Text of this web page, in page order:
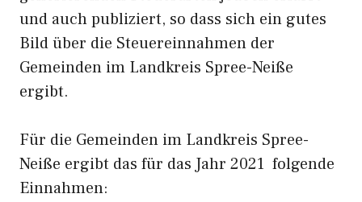
und auch publiziert, so dass sich ein gutes
Bild über die Steuereinnahmen der
Gemeinden im Landkreis Spree-Neiße
ergibt.
Für die Gemeinden im Landkreis Spree-
Neiße ergibt das für das Jahr 2021 folgende
Einnahmen: